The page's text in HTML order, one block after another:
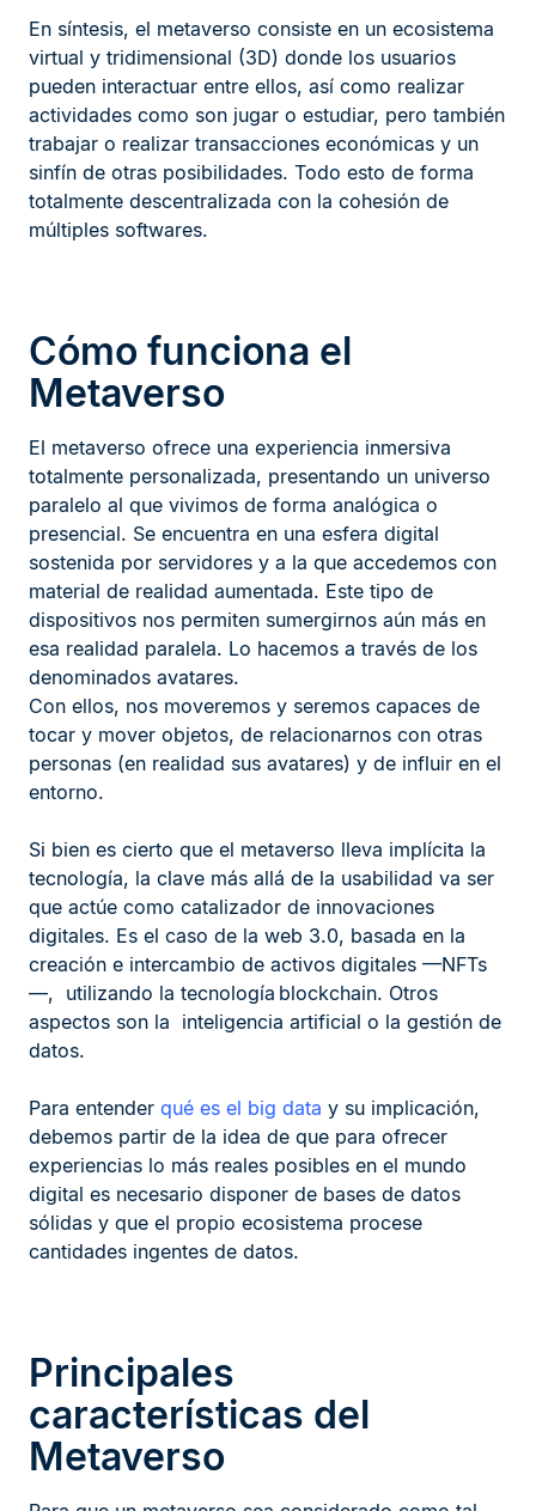
En síntesis, el metaverso consiste en un ecosistema
virtual y tridimensional (3D) donde los usuarios
pueden interactuar entre ellos, así como realizar
actividades como son jugar o estudiar, pero también
trabajar o realizar transacciones económicas y un
sinfín de otras posibilidades. Todo esto de forma
totalmente descentralizada con la cohesión de
múltiples softwares.
Cómo funciona el
Metaverso
El metaverso ofrece una experiencia inmersiva
totalmente personalizada, presentando un universo
paralelo al que vivimos de forma analógica o
presencial. Se encuentra en una esfera digital
sostenida por servidores y a la que accedemos con
material de realidad aumentada. Este tipo de
dispositivos nos permiten sumergirnos aún más en
esa realidad paralela. Lo hacemos a través de los
denominados avatares.
Con ellos, nos moveremos y seremos capaces de
tocar y mover objetos, de relacionarnos con otras
personas (en realidad sus avatares) y de influir en el
entorno.
Si bien es cierto que el metaverso lleva implícita la
tecnología, la clave más allá de la usabilidad va ser
que actúe como catalizador de innovaciones
digitales. Es el caso de la web 3.0, basada en la
creación e intercambio de activos digitales —NFTs
—, utilizando la tecnología blockchain. Otros
aspectos son la inteligencia artificial o la gestión de
datos.
Para entender qué es el big data y su implicación,
debemos partir de la idea de que para ofrecer
experiencias lo más reales posibles en el mundo
digital es necesario disponer de bases de datos
sólidas y que el propio ecosistema procese
cantidades ingentes de datos.
Principales
características del
Metaverso